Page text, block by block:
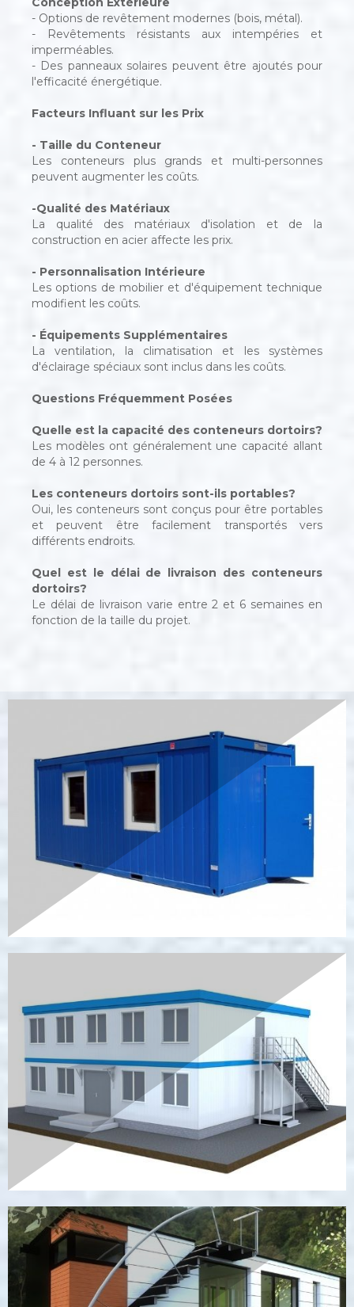
- Options de revêtement modernes (bois, métal).
- Revêtements résistants aux intempéries et
imperméables.
- Des panneaux solaires peuvent être ajoutés pour
l'efficacité énergétique.
Facteurs Influant sur les Prix
- Taille du Conteneur
Les conteneurs plus grands et multi-personnes
peuvent augmenter les coûts.
-Qualité des Matériaux
La qualité des matériaux d'isolation et de la
construction en acier affecte les prix.
- Personnalisation Intérieure
Les options de mobilier et d'équipement technique
modifient les coûts.
- Équipements Supplémentaires
La ventilation, la climatisation et les systèmes
d'éclairage spéciaux sont inclus dans les coûts.
Questions Fréquemment Posées
Quelle est la capacité des conteneurs dortoirs?
Les modèles ont généralement une capacité allant
de 4 à 12 personnes.
Les conteneurs dortoirs sont-ils portables?
Oui, les conteneurs sont conçus pour être portables
et peuvent être facilement transportés vers
différents endroits.
Quel est le délai de livraison des conteneurs
dortoirs?
Le délai de livraison varie entre 2 et 6 semaines en
fonction de la taille du projet.